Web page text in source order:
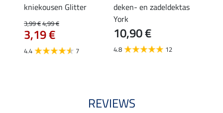
kniekousen Glitter
3,99 €4,99 €
3,19 €
4.4 7
deken- en zadeldektas
York
10,90 €
4.8 12
REVIEWS